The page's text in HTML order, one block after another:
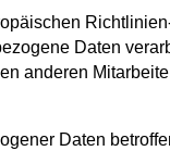
Daten
anderen
Daten